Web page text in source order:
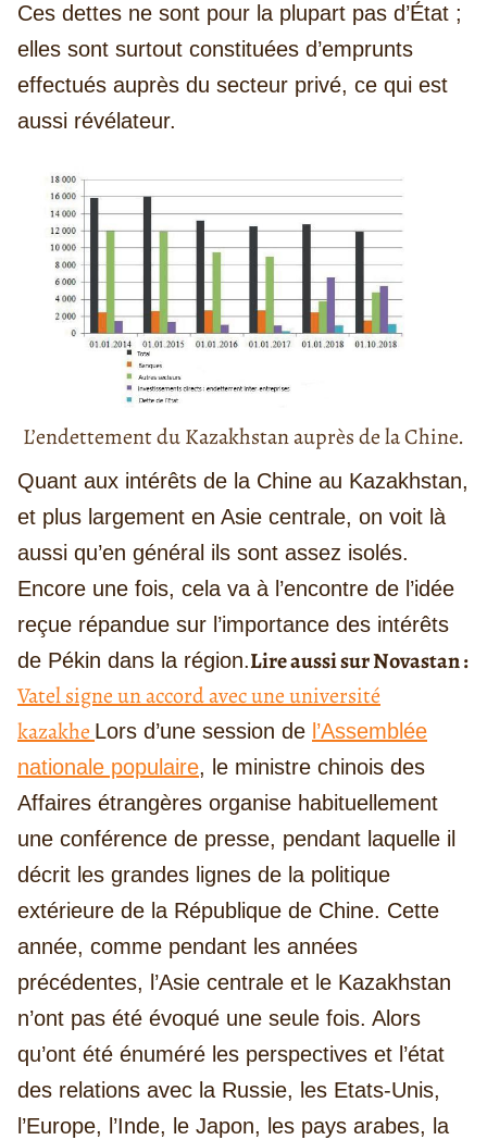
Ces dettes ne sont pour la plupart pas d’État ;
elles sont surtout constituées d’emprunts
effectués auprès du secteur privé, ce qui est
aussi révélateur.
L’endettement du Kazakhstan auprès de la Chine.
Quant aux intérêts de la Chine au Kazakhstan,
et plus largement en Asie centrale, on voit là
aussi qu’en général ils sont assez isolés.
Encore une fois, cela va à l’encontre de l’idée
reçue répandue sur l’importance des intérêts
de Pékin dans la région.Lire aussi sur Novastan :
Vatel signe un accord avec une université
kazakhe Lors d’une session de l’Assemblée
nationale populaire, le ministre chinois des
Affaires étrangères organise habituellement
une conférence de presse, pendant laquelle il
décrit les grandes lignes de la politique
extérieure de la République de Chine. Cette
année, comme pendant les années
précédentes, l’Asie centrale et le Kazakhstan
n’ont pas été évoqué une seule fois. Alors
qu’ont été énuméré les perspectives et l’état
des relations avec la Russie, les Etats-Unis,
l’Europe, l’Inde, le Japon, les pays arabes, la